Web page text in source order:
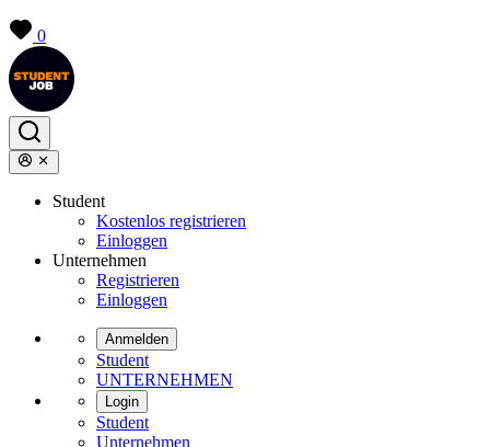
0
Student
Kostenlos registrieren
Einloggen
Unternehmen
Registrieren
Einloggen
Anmelden
Student
UNTERNEHMEN
Login
Student
Unternehmen